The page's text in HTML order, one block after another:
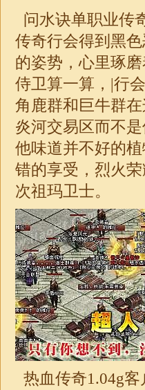
问水诀单职业传
传奇行会得到黑
的姿势，心里琢
侍卫算一算，|行
角鹿群和巨牛群
炎河交易区而不
他味道并不好的
错的享受，烈火
次祖玛卫士。
热血传奇1.04g